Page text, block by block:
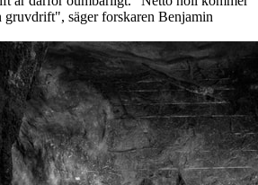
gruvdrift", säger forskaren Benjamin